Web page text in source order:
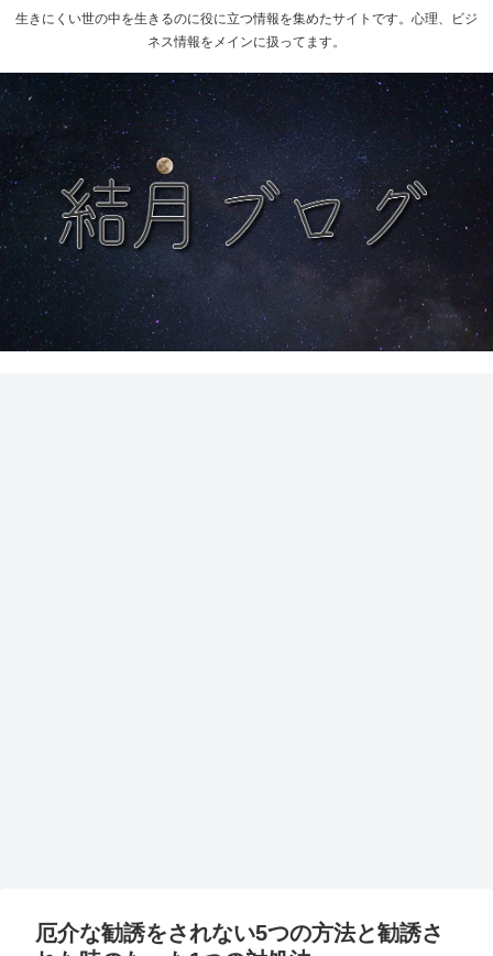
生きにくい世の中を生きるのに役に立つ情報を集めたサイトです。心理、ビジ
ネス情報をメインに扱ってます。
厄介な勧誘をされない5つの方法と勧誘さ